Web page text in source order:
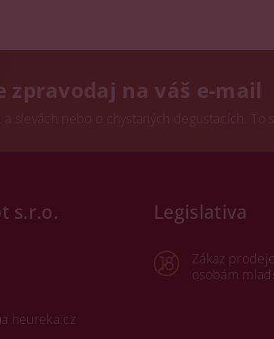
zpravodaj na váš e-mail
a slevách nebo o chystaných degustacích. To
s.r.o.
heureka.cz
Legislativa
Zákaz
osobám